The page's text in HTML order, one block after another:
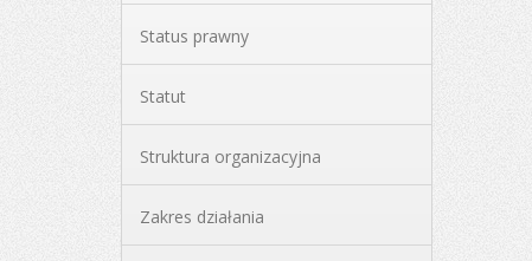
Status prawny
Statut
Struktura organizacyjna
Zakres działania